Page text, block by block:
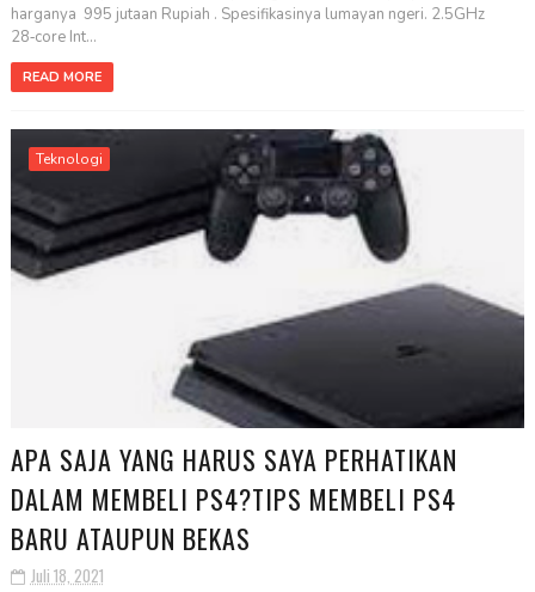
harganya 995 jutaan Rupiah . Spesifikasinya lumayan ngeri. 2.5GHz
28‑core Int...
READ MORE
Teknologi
APA SAJA YANG HARUS SAYA PERHATIKAN
DALAM MEMBELI PS4?TIPS MEMBELI PS4
BARU ATAUPUN BEKAS
Juli 18, 2021